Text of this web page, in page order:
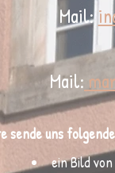
Mail:
Mail:
sende uns
ein Bild